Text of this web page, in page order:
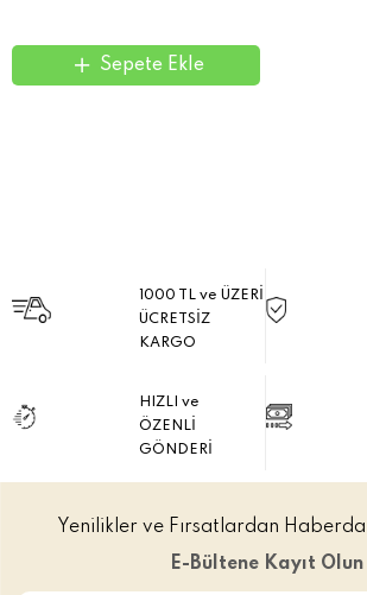
Sepete Ekle
1000 TL ve ÜZERİ
ÜCRETSİZ
KARGO
HIZLI ve
ÖZENLİ
GÖNDERİ
Yenilikler ve Fırsatlardan
E-Bültene Kayıt Olun